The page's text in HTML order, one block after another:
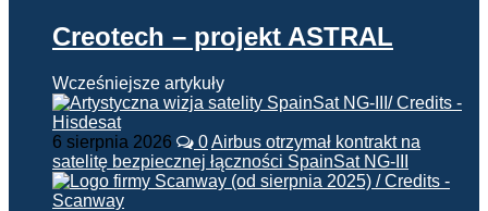
Creotech – projekt ASTRAL
Wcześniejsze artykuły
6 sierpnia 2026 0Airbus otrzymał kontrakt na
satelitę bezpiecznej łączności SpainSat NG-III